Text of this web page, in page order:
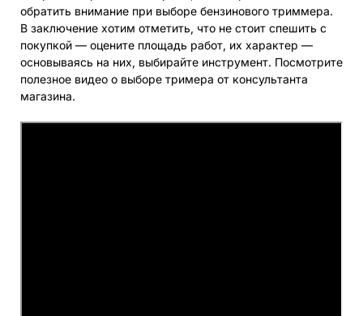
обратить внимание при выборе бензинового триммера.
В заключение хотим отметить, что не стоит спешить с
покупкой — оцените площадь работ, их характер —
основываясь на них, выбирайте инструмент. Посмотрите
полезное видео о выборе тримера от консультанта
магазина.